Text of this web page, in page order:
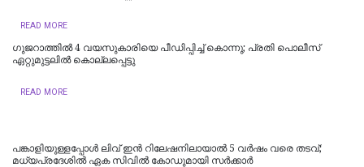
READ MORE
ഗുജറാത്തിൽ 4 വയസുകാരിയെ പീഡിപ്പിച്ച് കൊന്നു; പ്രതി പൊലീസ്
ഏറ്റുമുട്ടലിൽ കൊല്ലപ്പെട്ടു
READ MORE
പങ്കാളിയുള്ളപ്പോള്‍ ലിവ്‌ ഇൻ റിലേഷനിലായാൽ 5 വർഷം വരെ തടവ്;
മധ്യപ്രദേശിൽ ഏക സിവിൽ കോഡുമായി സർക്കാർ